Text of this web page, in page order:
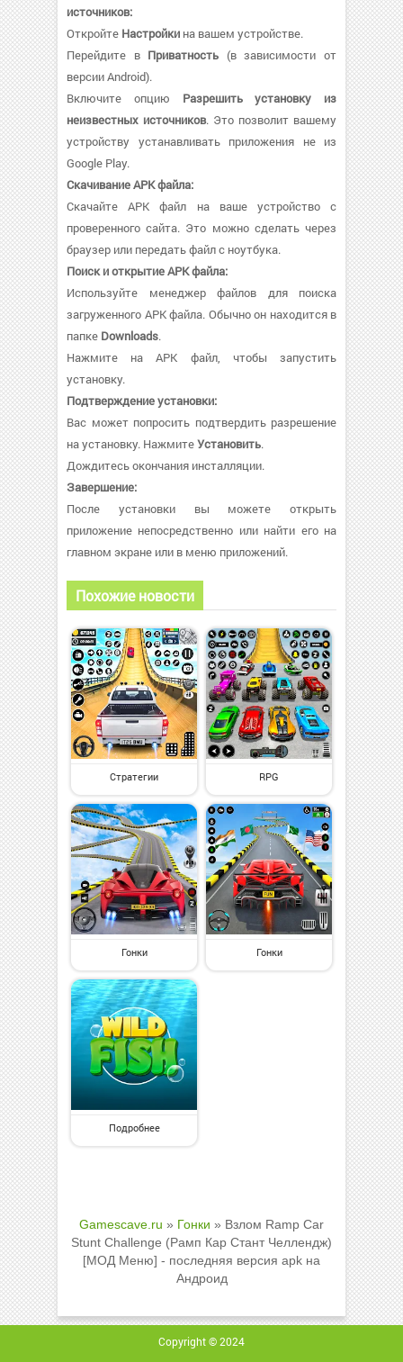
источников:
Откройте Настройки на вашем устройстве.
Перейдите в Приватность (в зависимости от
версии Android).
Включите опцию Разрешить установку из
неизвестных источников. Это позволит вашему
устройству устанавливать приложения не из
Google Play.
Скачивание APK файла:
Скачайте APK файл на ваше устройство с
проверенного сайта. Это можно сделать через
браузер или передать файл с ноутбука.
Поиск и открытие APK файла:
Используйте менеджер файлов для поиска
загруженного APK файла. Обычно он находится в
папке Downloads.
Нажмите на APK файл, чтобы запустить
установку.
Подтверждение установки:
Вас может попросить подтвердить разрешение
на установку. НажмитеУстановить.
Дождитесь окончания инсталляции.
Завершение:
После установки вы можете открыть
приложение непосредственно или найти его на
главном экране или в меню приложений.
Похожие новости
Стратегии RPG
Гонки Гонки
Подробнее
Gamescave.ru » Гонки » Взлом Ramp Car
Stunt Challenge (Рамп Кар Стант Челлендж)
[МОД Меню] - последняя версия apk на
Андроид
Copyright © 2024